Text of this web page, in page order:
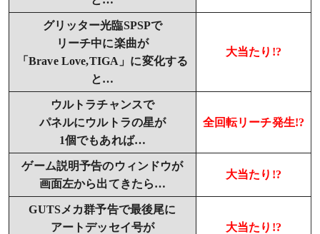
グリッター光臨SPSPで
リーチ中に楽曲が
「Brave Love,TIGA」に変化する
と…
大当たり!?
ウルトラチャンスで
パネルにウルトラの星が
1個でもあれば…
全回転リーチ発生!?
ゲーム説明予告のウィンドウが
画面左から出てきたら…
大当たり!?
GUTSメカ群予告で最後尾に
アートデッセイ号が
大当たり!?